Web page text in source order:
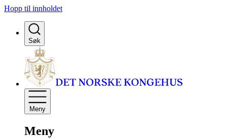
Hopp til innholdet
Søk
Meny
Meny